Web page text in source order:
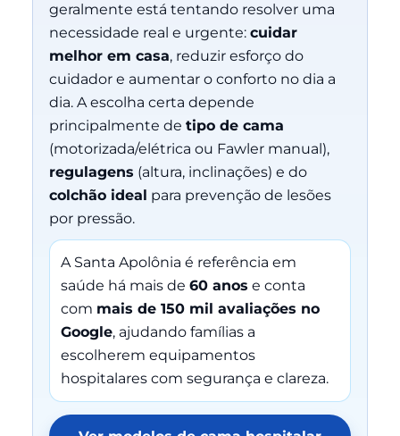
geralmente está tentando resolver uma
necessidade real e urgente: cuidar
melhor em casa, reduzir esforço do
cuidador e aumentar o conforto no dia a
dia. A escolha certa depende
principalmente de tipo de cama
(motorizada/elétrica ou Fawler manual),
regulagens (altura, inclinações) e do
colchão ideal para prevenção de lesões
por pressão.
A Santa Apolônia é referência em
saúde há mais de 60 anos e conta
com mais de 150 mil avaliações no
Google, ajudando famílias a
escolherem equipamentos
hospitalares com segurança e clareza.